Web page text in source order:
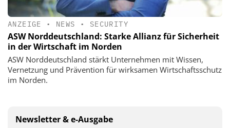
ANZEIGE • NEWS • SECURITY
ASW Norddeutschland: Starke Allianz für Sicherheit
in der Wirtschaft im Norden
ASW Norddeutschland stärkt Unternehmen mit Wissen,
Vernetzung und Prävention für wirksamen Wirtschaftsschutz
im Norden.
Newsletter & e-Ausgabe